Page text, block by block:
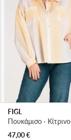
FIGL
Πουκάμισο · Κίτρινο
47,00€